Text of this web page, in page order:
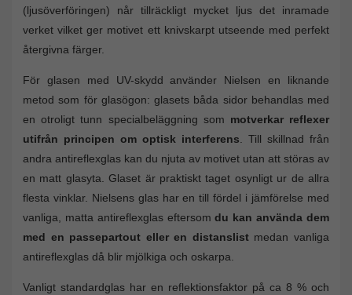
(ljusöverföringen) når tillräckligt mycket ljus det inramade
verket vilket ger motivet ett knivskarpt utseende med perfekt
återgivna färger.
För glasen med UV-skydd använder Nielsen en liknande
metod som för glasögon: glasets båda sidor behandlas med
en otroligt tunn specialbeläggning som motverkar reflexer
utifrån principen om optisk interferens. Till skillnad från
andra antireflexglas kan du njuta av motivet utan att störas av
en matt glasyta. Glaset är praktiskt taget osynligt ur de allra
flesta vinklar. Nielsens glas har en till fördel i jämförelse med
vanliga, matta antireflexglas eftersomdu kan använda dem
med en passepartout eller en distanslistmedan vanliga
antireflexglas då blir mjölkiga och oskarpa.
Vanligt standardglas har en reflektionsfaktor på ca 8 % och